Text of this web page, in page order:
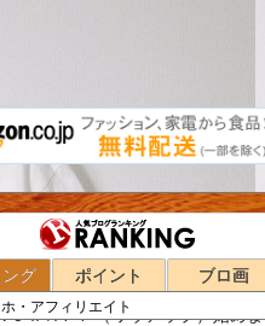
グ ポイント ブロ画
マホでポイ活
ｏｗＡＰＰ（ワウアップ）始めませんか！